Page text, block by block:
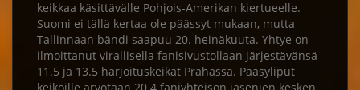
keikkaa käsittävälle Pohjois-Amerikan kiertueelle.
Suomi ei tällä kertaa ole päässyt mukaan, mutta
Tallinnaan bändi saapuu 20. heinäkuuta. Yhtye on
ilmoittanut virallisella fanisivustollaan järjestävänsä
11.5 ja 13.5 harjoituskeikat Prahassa. Pääsyliput